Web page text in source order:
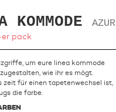
KOMMODEAZUR
pack
um eure linea kommode
wie ihr es mögt.
zeit für einen tapetenwechsel ist,
die farbe.